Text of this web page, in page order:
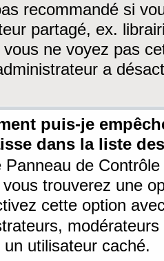
recommandé si
partagé, ex.
ne voyez pas
a
puis-je
dans la liste
Panneau de
vous trouverez une
cette option
un utilisateur caché.